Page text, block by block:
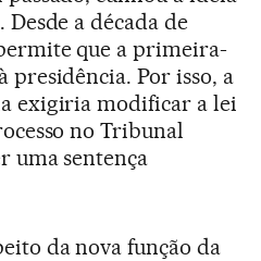
a década de
que a primeira-
presidência. Por isso, a
exigiria modificar a lei
no Tribunal
uma sentença
da nova função da